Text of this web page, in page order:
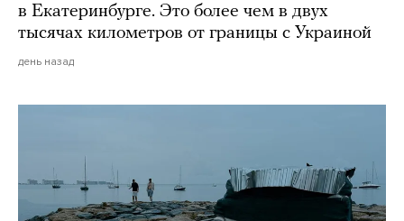
в Екатеринбурге. Это более чем в двух
тысячах километров от границы с Украиной
день назад